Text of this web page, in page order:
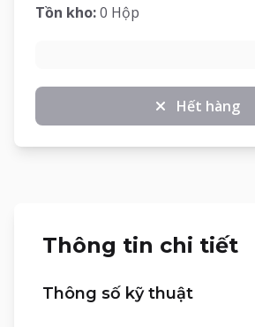
Tồn kho:0 Hộp
Hết hàng
Thông tin chi tiết
Thông số kỹ thuật